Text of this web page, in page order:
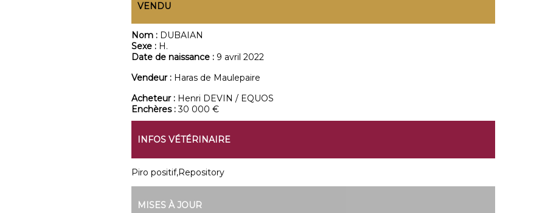
VENDU
Nom : DUBAIAN
Sexe : H.
Date de naissance : 9 avril 2022
Vendeur : Haras de Maulepaire
Acheteur : Henri DEVIN / EQUOS
Enchères :30 000 €
INFOS VÉTÉRINAIRE
Piro positif,Repository
MISES À JOUR